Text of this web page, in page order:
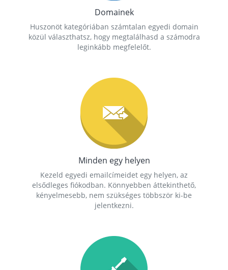
Domainek
Huszonöt kategóriában számtalan egyedi domain
közül választhatsz, hogy megtalálhasd a számodra
leginkább megfelelőt.
Minden egy helyen
Kezeld egyedi emailcímeidet egy helyen, az
elsődleges fiókodban. Könnyebben áttekinthető,
kényelmesebb, nem szükséges többször ki-be
jelentkezni.